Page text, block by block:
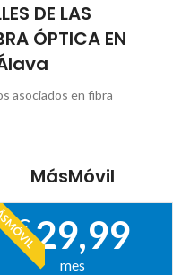
DE LAS
ÓPTICA EN
asociados en fibra
MásMóvil
€29,99
mes